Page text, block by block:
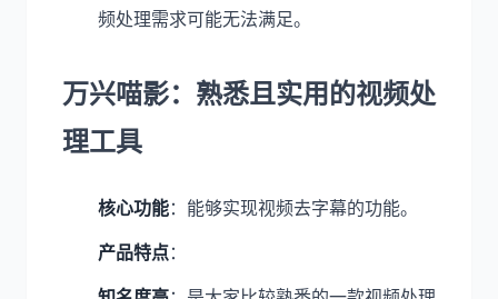
频处理需求可能无法满足。
万兴喵影：熟悉且实用的视频处
理工具
核心功能：能够实现视频去字幕的功能。
产品特点：